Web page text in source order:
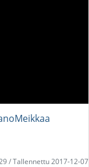
/ Tallennettu 2017-12-07